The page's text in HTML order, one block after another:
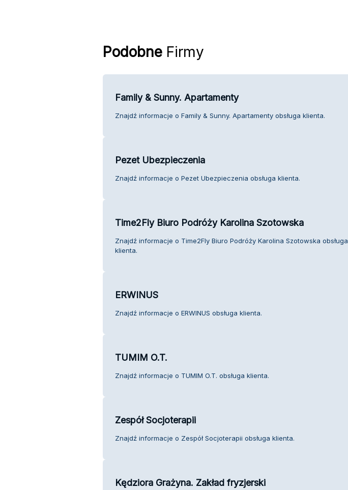
PodobneFirmy
Family & Sunny. Apartamenty
Znajdź informacje o Family & Sunny. Apartamenty obsługa klienta.
Pezet Ubezpieczenia
Znajdź informacje o Pezet Ubezpieczenia obsługa klienta.
Time2Fly Biuro Podróży Karolina Szotowska
Znajdź informacje o Time2Fly Biuro Podróży Karolina Szotowska obsługa
klienta.
ERWINUS
Znajdź informacje o ERWINUS obsługa klienta.
TUMIM O.T.
Znajdź informacje o TUMIM O.T. obsługa klienta.
Zespół Socjoterapii
Znajdź informacje o Zespół Socjoterapii obsługa klienta.
Kędziora Grażyna. Zakład fryzjerski